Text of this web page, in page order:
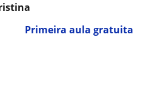
Primeira aula gratuita